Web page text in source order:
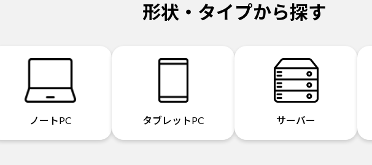
形状・タイプから探す
ノートPC タブレットPC サーバー